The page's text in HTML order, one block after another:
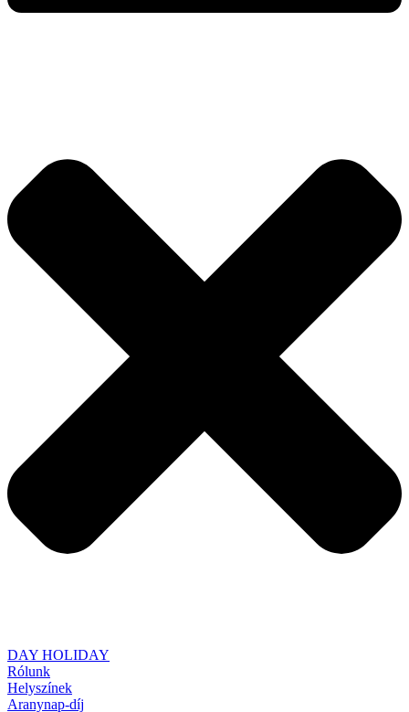
DAY HOLIDAY
Rólunk
Helyszínek
Aranynap-díj